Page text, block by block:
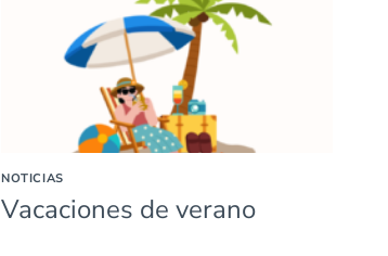
NOTICIAS
Vacaciones de verano